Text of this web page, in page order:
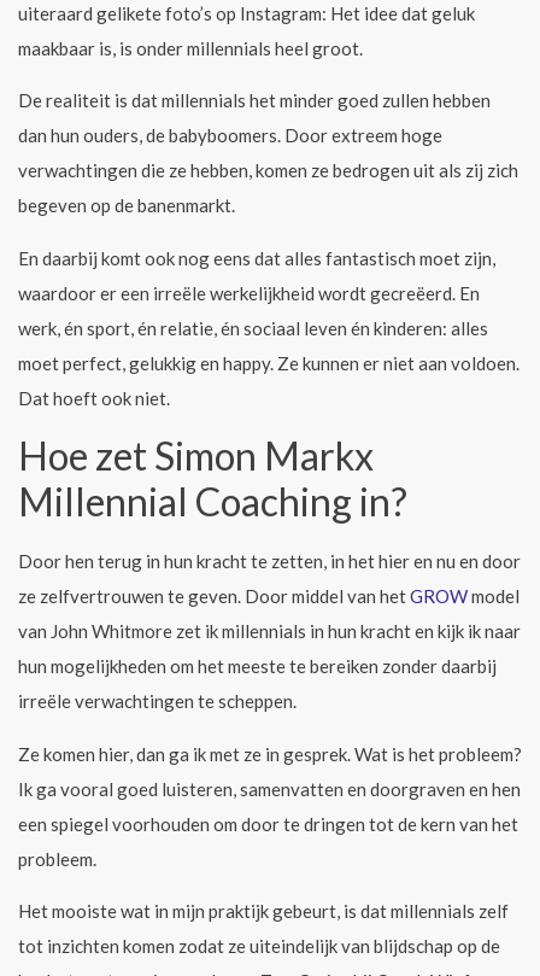
uiteraard gelikete foto’s op Instagram: Het idee dat geluk
maakbaar is, is onder millennials heel groot.
De realiteit is dat millennials het minder goed zullen hebben
dan hun ouders, de babyboomers. Door extreem hoge
verwachtingen die ze hebben, komen ze bedrogen uit als zij zich
begeven op de banenmarkt.
En daarbij komt ook nog eens dat alles fantastisch moet zijn,
waardoor er een irreële werkelijkheid wordt gecreëerd. En
werk, én sport, én relatie, én sociaal leven én kinderen: alles
moet perfect, gelukkig en happy. Ze kunnen er niet aan voldoen.
Dat hoeft ook niet.
Hoe zet Simon Markx
Millennial Coaching in?
Door hen terug in hun kracht te zetten, in het hier en nu en door
ze zelfvertrouwen te geven. Door middel van hetGROWmodel
van John Whitmore zet ik millennials in hun kracht en kijk ik naar
hun mogelijkheden om het meeste te bereiken zonder daarbij
irreële verwachtingen te scheppen.
Ze komen hier, dan ga ik met ze in gesprek. Wat is het probleem?
Ik ga vooral goed luisteren, samenvatten en doorgraven en hen
een spiegel voorhouden om door te dringen tot de kern van het
probleem.
Het mooiste wat in mijn praktijk gebeurt, is dat millennials zelf
tot inzichten komen zodat ze uiteindelijk van blijdschap op de